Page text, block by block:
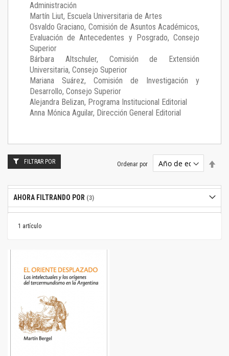
Administración
Martín Liut, Escuela Universitaria de Artes
Osvaldo Graciano, Comisión de Asuntos Académicos,
Evaluación de Antecedentes y Posgrado, Consejo
Superior
Bárbara Altschuler, Comisión de Extensión
Universitaria, Consejo Superior
Mariana Suárez, Comisión de Investigación y
Desarrollo, Consejo Superior
Alejandra Belizan, Programa Institucional Editorial
Anna Mónica Aguilar, Dirección General Editorial
1 artículo
Ordenar por
FILTRAR POR
AHORA FILTRANDO POR